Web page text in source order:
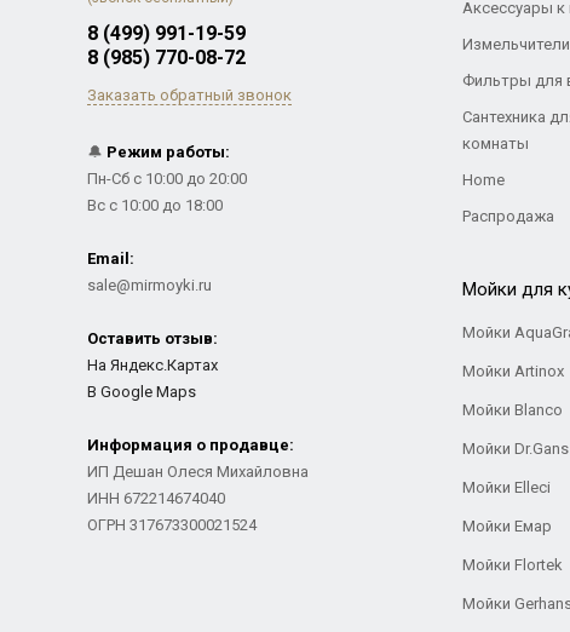
8 (499) 991-19-59
8 (985) 770-08-72
Заказать обратный звонок
🔔 Режим работы:
Пн-Сб с 10:00 до 20:00
Вс с 10:00 до 18:00
Email:
sale@mirmoyki.ru
Оставить отзыв:
На Яндекс.Картах
В Google Maps
Информация о продавце:
ИП Дешан Олеся Михайловна
ИНН 672214674040
ОГРН 317673300021524
Аксессуары к
Измельчители
Фильтры для
Сантехника
комнаты
Home
Распродажа
Мойки для
Мойки
Мойки Artinox
Мойки Blanco
Мойки Dr.Gans
Мойки Elleci
Мойки Емар
Мойки Flortek
Мойки